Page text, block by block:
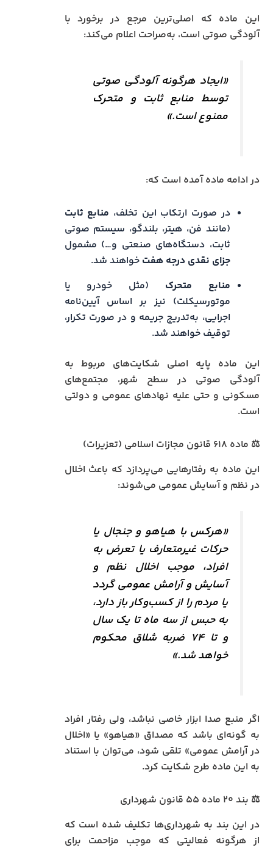
این ماده که اصلی‌ترین مرجع در برخورد با
آلودگی صوتی است، به‌صراحت اعلام می‌کند:
«ایجاد هرگونه آلودگی صوتی
توسط منابع ثابت و متحرک
ممنوع است.»
در ادامه ماده آمده است که:
در صورت ارتکاب این تخلف، منابع ثابت
(مانند فن، هیتر، بلندگو، سیستم صوتی
ثابت، دستگاه‌های صنعتی و…) مشمول
جزای نقدی درجه هفت خواهند شد.
منابع متحرک (مثل خودرو یا
موتورسیکلت) نیز بر اساس آیین‌نامه
اجرایی، به‌تدریج جریمه و در صورت تکرار،
توقیف خواهند شد.
این ماده پایه اصلی شکایت‌های مربوط به
آلودگی صوتی در سطح شهر، مجتمع‌های
مسکونی و حتی علیه نهادهای عمومی و دولتی
است.
⚖️ ماده ۶۱۸ قانون مجازات اسلامی (تعزیرات)
این ماده به رفتارهایی می‌پردازد که باعث اخلال
در نظم و آسایش عمومی می‌شوند:
«هرکس با هیاهو و جنجال یا
حرکات غیرمتعارف یا تعرض به
افراد، موجب اخلال نظم و
آسایش و آرامش عمومی گردد
یا مردم را از کسب‌وکار باز دارد،
به حبس از سه ماه تا یک سال
و تا ۷۴ ضربه شلاق محکوم
خواهد شد.»
اگر منبع صدا ابزار خاصی نباشد، ولی رفتار افراد
به گونه‌ای باشد که مصداق «هیاهو» یا «اخلال
در آرامش عمومی» تلقی شود، می‌توان با استناد
به این ماده طرح شکایت کرد.
⚖️ بند ۲۰ ماده ۵۵ قانون شهرداری
در این بند به شهرداری‌ها تکلیف شده است که
از هرگونه فعالیتی که موجب مزاحمت برای